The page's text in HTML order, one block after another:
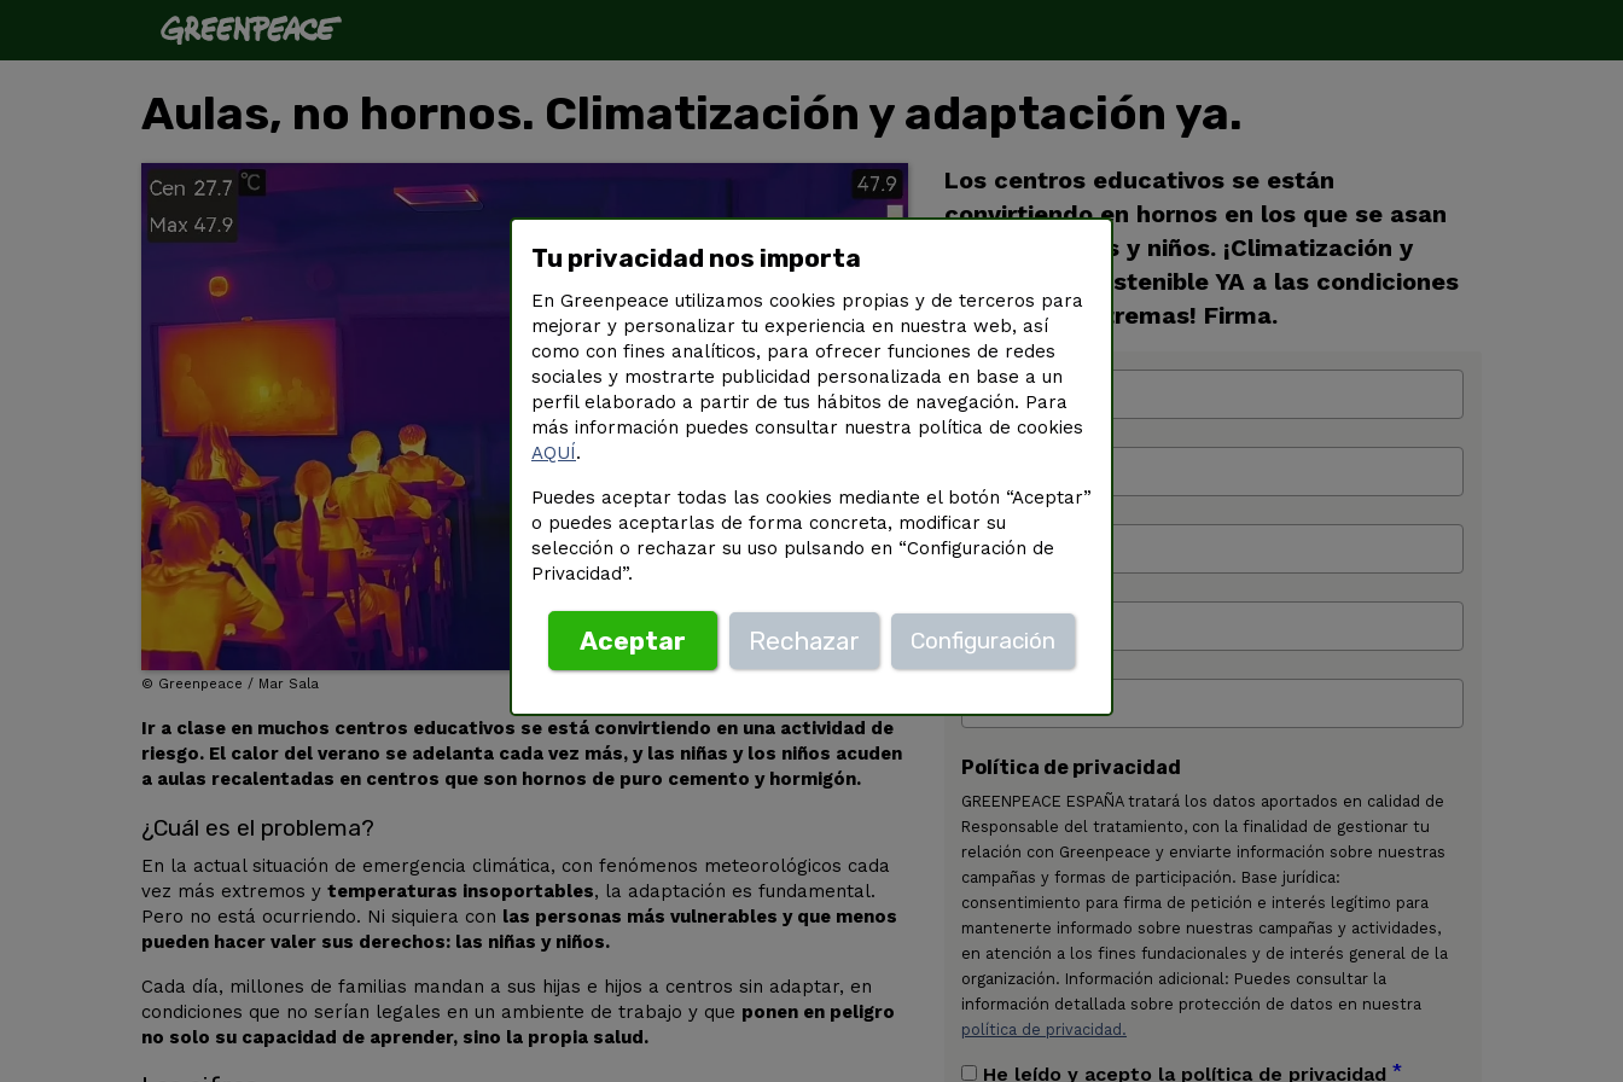
Aulas, no hornos. Climatización y adaptación ya.
© Greenpeace / Mar Sala
Ir a clase en muchos centros educativos se está convirtiendo en una actividad de
riesgo. El calor del verano se adelanta cada vez más, y las niñas y los niños acuden
a aulas recalentadas en centros que son hornos de puro cemento y hormigón.
¿Cuál es el problema?
En la actual situación de emergencia climática, con fenómenos meteorológicos cada
vez más extremos y temperaturas insoportables, la adaptación es fundamental.
Pero no está ocurriendo. Ni siquiera con las personas más vulnerables y que menos
pueden hacer valer sus derechos: las niñas y niños.
Cada día, millones de familias mandan a sus hijas e hijos a centros sin adaptar, en
condiciones que no serían legales en un ambiente de trabajo y que ponen en peligro
no solo su capacidad de aprender, sino la propia salud.
Los centros educativos se están
convirtiendo en hornos en los que se asan
nuestras niñas y niños. ¡Climatización y
adaptación sostenible YA a las condiciones
climáticas extremas! Firma.
Política de privacidad
GREENPEACE ESPAÑA tratará los datos aportados en calidad de
Responsable del tratamiento, con la finalidad de gestionar tu
relación con Greenpeace y enviarte información sobre nuestras
campañas y formas de participación. Base jurídica:
consentimiento para firma de petición e interés legítimo para
mantenerte informado sobre nuestras campañas y actividades,
en atención a los fines fundacionales y de interés general de la
organización. Información adicional: Puedes consultar la
información detallada sobre protección de datos en nuestra
política de privacidad.
He leído y acepto la política de privacidad *
Tu privacidad nos importa
En Greenpeace utilizamos cookies propias y de terceros para
mejorar y personalizar tu experiencia en nuestra web, así
como con fines analíticos, para ofrecer funciones de redes
sociales y mostrarte publicidad personalizada en base a un
perfil elaborado a partir de tus hábitos de navegación. Para
más información puedes consultar nuestra política de cookies
AQUÍ.
Puedes aceptar todas las cookies mediante el botón “Aceptar”
o puedes aceptarlas de forma concreta, modificar su
selección o rechazar su uso pulsando en “Configuración de
Privacidad”.
Aceptar Rechazar Configuración